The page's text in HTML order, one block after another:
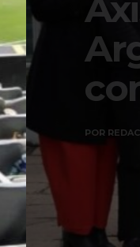
Axis
con
POR REDACCIÓN